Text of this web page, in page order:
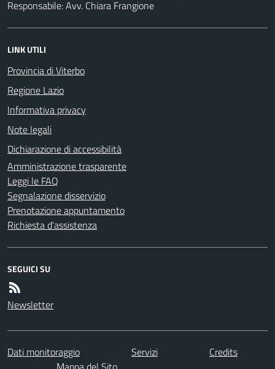
Responsabile: Avv. Chiara Frangione
LINK UTILI
Provincia di Viterbo
Regione Lazio
Informativa privacy
Note legali
Dichiarazione di accessibilità
Amministrazione trasparente
Leggi le FAQ
Segnalazione disservizio
Prenotazione appuntamento
Richiesta d'assistenza
SEGUICI SU
Newsletter
Dati monitoraggio Servizi
Credits